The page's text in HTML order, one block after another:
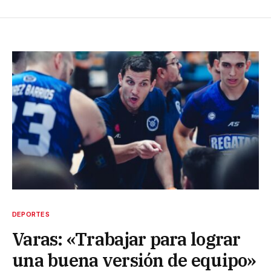
DEPORTES
Varas: «Trabajar para lograr
una buena versión de equipo»